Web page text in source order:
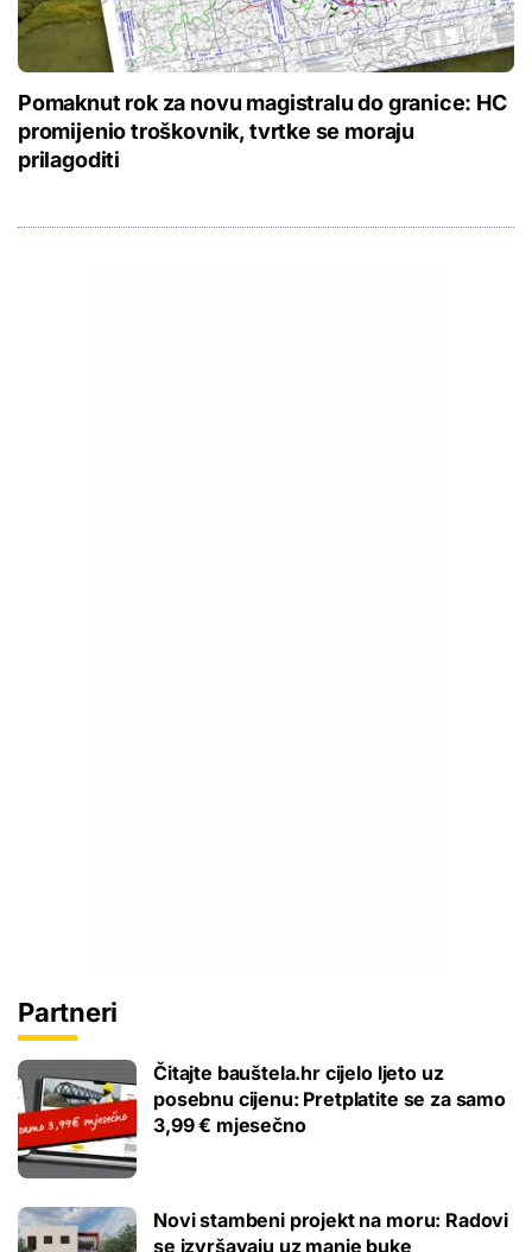
Pomaknut rok za novu magistralu do granice: HC
promijenio troškovnik, tvrtke se moraju
prilagoditi
Partneri
Čitajte bauštela.hr cijelo ljeto uz
posebnu cijenu: Pretplatite se za samo
3,99 € mjesečno
Novi stambeni projekt na moru: Radovi
se izvršavaju uz manje buke